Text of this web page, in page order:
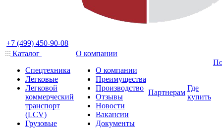
+7 (499) 450-90-08
Каталог
Спецтехника
Легковые
Легковой
коммерческий
транспорт
(LCV)
Грузовые
О компании
О компании
Преимущества
Производство
Отзывы
Новости
Вакансии
Документы
Партнерам
Где
купить